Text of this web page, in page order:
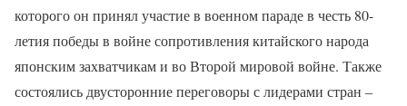
которого он принял участие в военном параде в честь 80-
летия победы в войне сопротивления китайского народа
японским захватчикам и во Второй мировой войне. Также
состоялись двусторонние переговоры с лидерами стран –